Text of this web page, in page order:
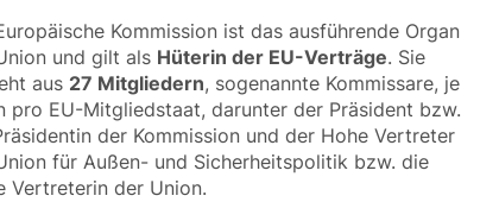
Kommission ist das ausführende Organ
und gilt als Hüterin der EU-Verträge. Sie
aus 27 Mitgliedern, sogenannte Kommissare, je
pro EU-Mitgliedstaat, darunter der Präsident bzw.
der Kommission und der Hohe Vertreter
für Außen- und Sicherheitspolitik bzw. die
Vertreterin der Union.